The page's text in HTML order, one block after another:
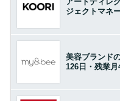
ジェクトマネ
美容ブランド
126日・残業月